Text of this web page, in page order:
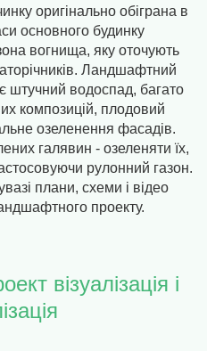
оригінально обіграна в
основного будинку
вогнища, яку оточують
Ландшафтний
штучний водоспад, багато
композицій, плодовий
озеленення фасадів.
галявин - озеленяти їх,
рулонний газон.
плани, схеми і відео
проекту.
візуалізація і